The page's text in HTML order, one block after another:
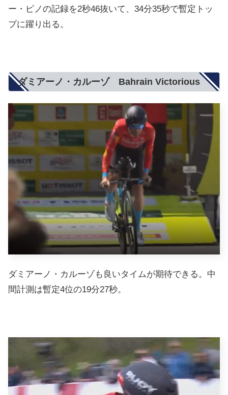
ー・ピノの記録を2秒46抜いて、34分35秒で暫定トッ
プに躍り出る。
ダミアーノ・カルーゾ Bahrain Victorious
ダミアーノ・カルーゾも良いタイムが期待できる。中
間計測は暫定4位の19分27秒。